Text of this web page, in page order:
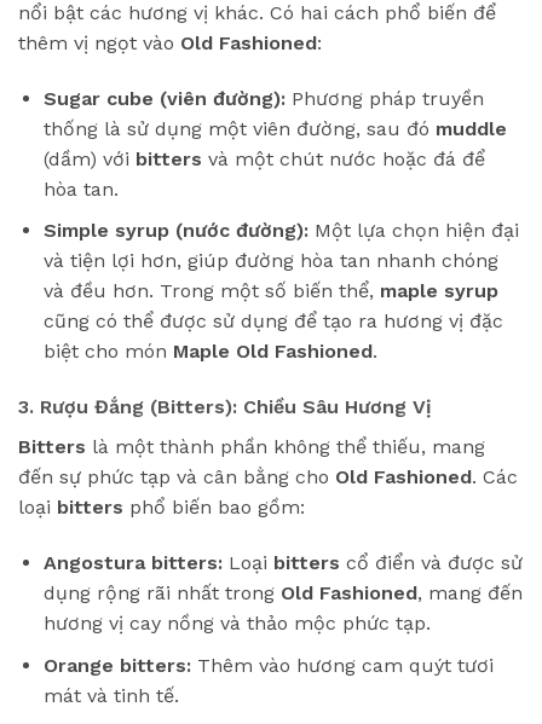
nổi bật các hương vị khác. Có hai cách phổ biến để
thêm vị ngọt vào Old Fashioned:
Sugar cube (viên đường):Phương pháp truyền
thống là sử dụng một viên đường, sau đó muddle
(dầm) với bitters và một chút nước hoặc đá để
hòa tan.
Simple syrup (nước đường):Một lựa chọn hiện đại
và tiện lợi hơn, giúp đường hòa tan nhanh chóng
và đều hơn. Trong một số biến thể, maple syrup
cũng có thể được sử dụng để tạo ra hương vị đặc
biệt cho món Maple Old Fashioned.
3. Rượu Đắng (Bitters): Chiều Sâu Hương Vị
Bitters là một thành phần không thể thiếu, mang
đến sự phức tạp và cân bằng cho Old Fashioned. Các
loại bitters phổ biến bao gồm:
Angostura bitters:Loại bitters cổ điển và được sử
dụng rộng rãi nhất trong Old Fashioned, mang đến
hương vị cay nồng và thảo mộc phức tạp.
Orange bitters:Thêm vào hương cam quýt tươi
mát và tinh tế.